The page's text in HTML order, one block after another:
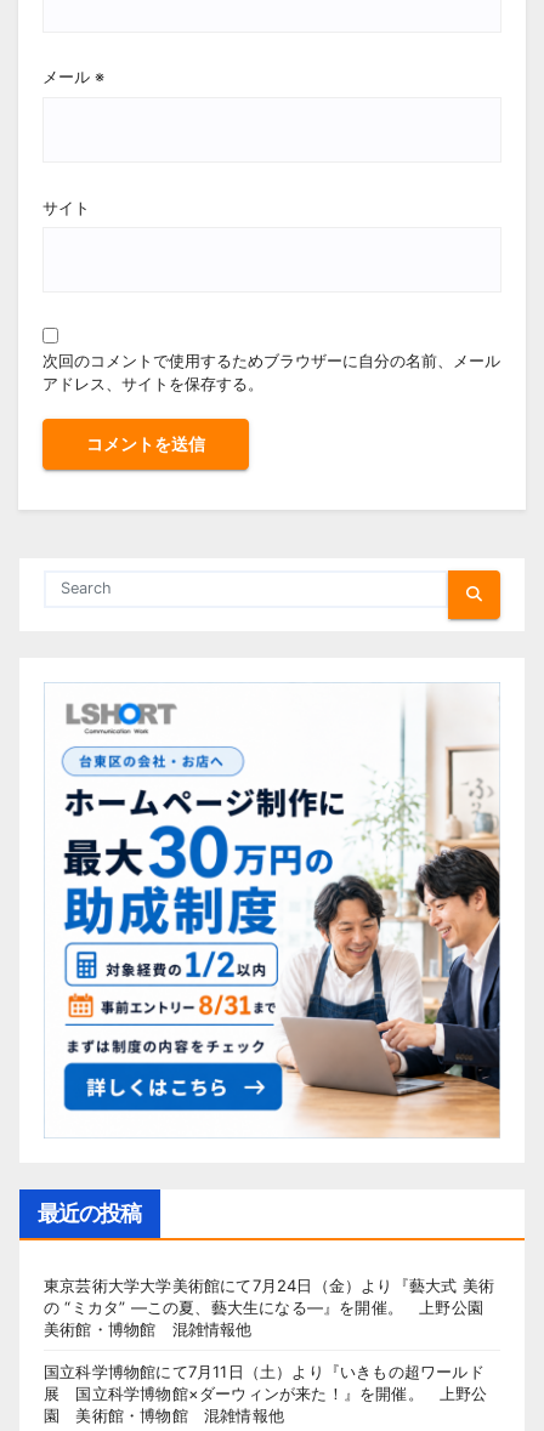
メール ※
サイト
次回のコメントで使用するためブラウザーに自分の名前、メール
アドレス、サイトを保存する。
最近の投稿
東京芸術大学大学美術館にて7月24日（金）より『藝大式 美術
の “ミカタ” ―この夏、藝大生になる―』を開催。 上野公園
美術館・博物館 混雑情報他
国立科学博物館にて7月11日（土）より『いきもの超ワールド
展 国立科学博物館×ダーウィンが来た！』を開催。 上野公
園 美術館・博物館 混雑情報他